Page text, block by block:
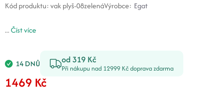
Kód produktu:vak plyš-08zelenáVýrobce: Egat
...Číst více
14 DNŮ od 319 Kč
Při nákupu nad 12999 Kč doprava zdarma
1469 Kč